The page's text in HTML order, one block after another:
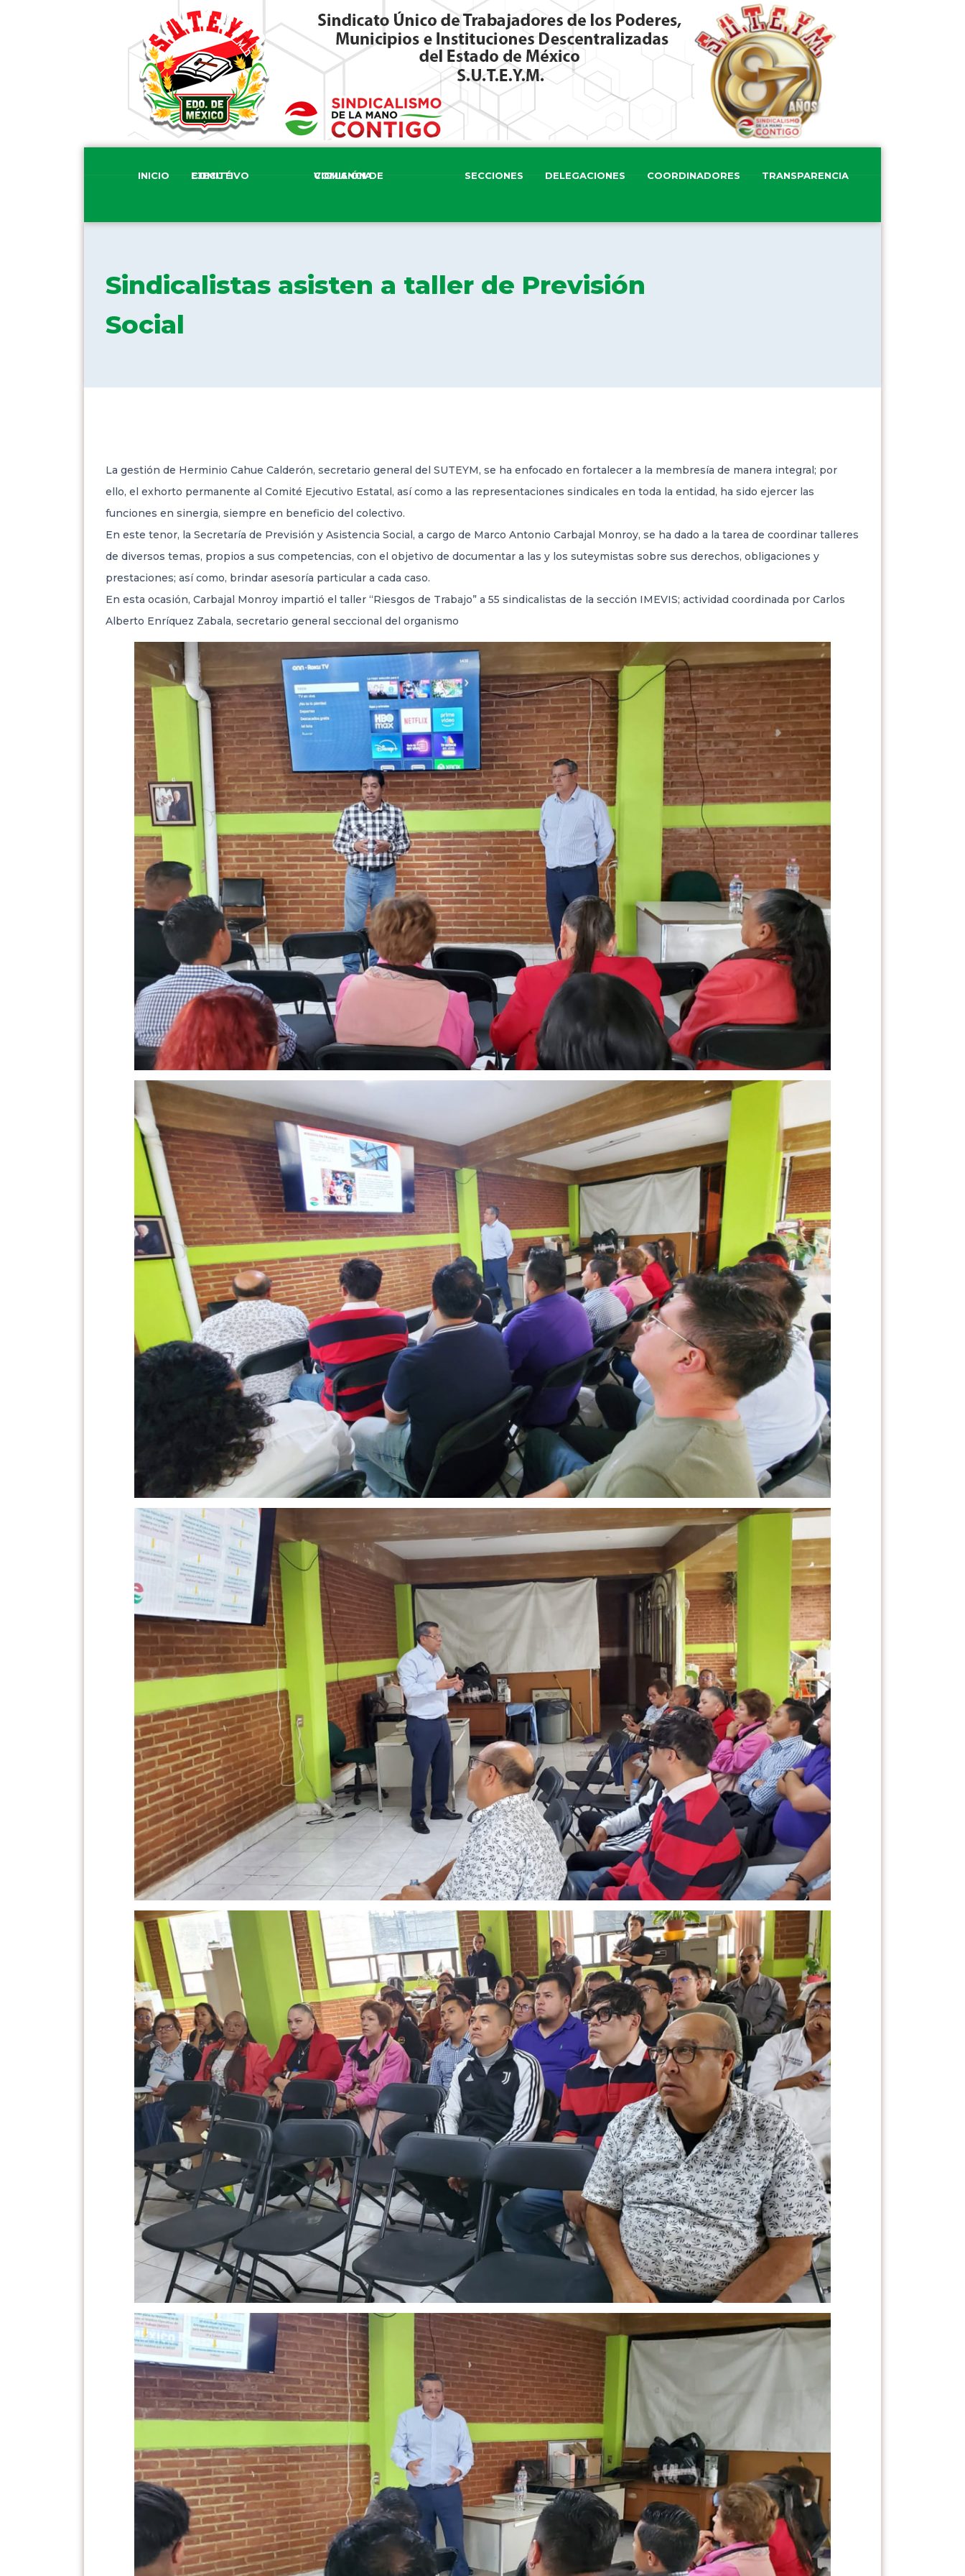
INICIO COMITÉ EJECUTIVO COMISIÓN DE VIGILANCIA SECCIONES DELEGACIONES COORDINADORES TRANSPARENCIA
Sindicalistas asisten a taller de Previsión
Social
La gestión de Herminio Cahue Calderón, secretario general del SUTEYM, se ha enfocado en fortalecer a la membresía de manera integral; por
ello, el exhorto permanente al Comité Ejecutivo Estatal, así como a las representaciones sindicales en toda la entidad, ha sido ejercer las
funciones en sinergia, siempre en beneficio del colectivo.
En este tenor, la Secretaría de Previsión y Asistencia Social, a cargo de Marco Antonio Carbajal Monroy, se ha dado a la tarea de coordinar talleres
de diversos temas, propios a sus competencias, con el objetivo de documentar a las y los suteymistas sobre sus derechos, obligaciones y
prestaciones; así como, brindar asesoría particular a cada caso.
En esta ocasión, Carbajal Monroy impartió el taller “Riesgos de Trabajo” a 55 sindicalistas de la sección IMEVIS; actividad coordinada por Carlos
Alberto Enríquez Zabala, secretario general seccional del organismo